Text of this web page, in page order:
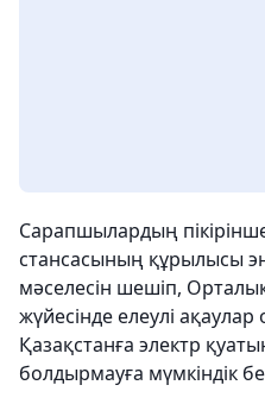
Сарапшылардың
стансасының құрылысы
мәселесін шешіп,
жүйесінде елеулі
Қазақстанға электр
болдырмауға мүмкіндік